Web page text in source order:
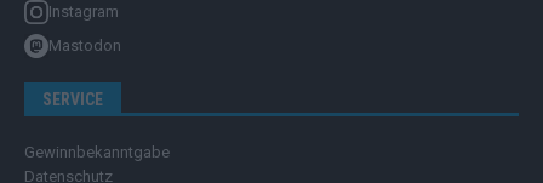
Instagram
Mastodon
SERVICE
Gewinnbekanntgabe
Datenschutz